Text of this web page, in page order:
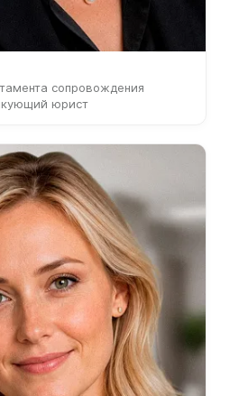
сопровождения
юрист